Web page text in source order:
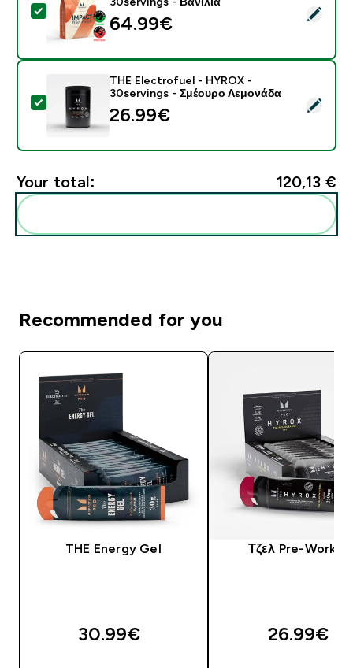
Select this product - Πρωτεΐνη Ορού Γάλακτος -
64.99€‎
Select this product - THE Electrofuel - HYROX -
THE Electrofuel - HYROX -
30servings - Σμέουρο Λεμονάδα
26.99€‎
Your total: 120,13 €‎
Recommended for you
THE Energy Gel
30.99€‎
Τζελ Pre-
26.99€‎